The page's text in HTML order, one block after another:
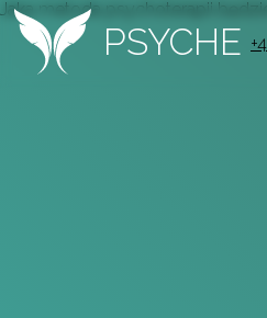
PSYCHE
Jaka metoda psychoterapii